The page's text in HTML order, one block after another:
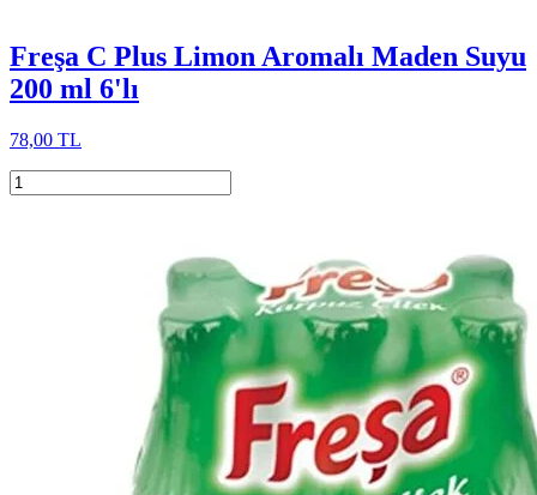
Freşa C Plus Limon Aromalı Maden Suyu
200 ml 6'lı
78,00 TL